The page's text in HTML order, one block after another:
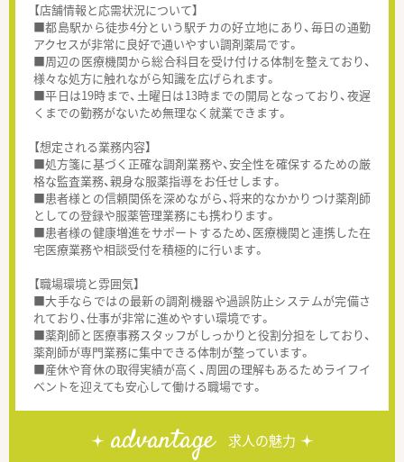
【店舗情報と応需状況について】
■都島駅から徒歩4分という駅チカの好立地にあり、毎日の通勤
アクセスが非常に良好で通いやすい調剤薬局です。
■周辺の医療機関から総合科目を受け付ける体制を整えており、
様々な処方に触れながら知識を広げられます。
■平日は19時まで、土曜日は13時までの開局となっており、夜遅
くまでの勤務がないため無理なく就業できます。
【想定される業務内容】
■処方箋に基づく正確な調剤業務や、安全性を確保するための厳
格な監査業務、親身な服薬指導をお任せします。
■患者様との信頼関係を深めながら、将来的なかかりつけ薬剤師
としての登録や服薬管理業務にも携わります。
■患者様の健康増進をサポートするため、医療機関と連携した在
宅医療業務や相談受付を積極的に行います。
【職場環境と雰囲気】
■大手ならではの最新の調剤機器や過誤防止システムが完備さ
れており、仕事が非常に進めやすい環境です。
■薬剤師と医療事務スタッフがしっかりと役割分担をしており、
薬剤師が専門業務に集中できる体制が整っています。
■産休や育休の取得実績が高く、周囲の理解もあるためライフイ
ベントを迎えても安心して働ける職場です。
advantage 求人の魅力